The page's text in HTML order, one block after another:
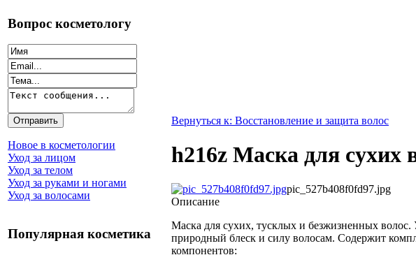
Вопрос косметологу
Новое в косметологии
Уход за лицом
Уход за телом
Уход за руками и ногами
Уход за волосами
Популярная косметика
Вернуться к: Восстановление и защита волос
h216z Маска для сухих
pic_527b408f0fd97.jpg
Описание
Маска для сухих, тусклых и безжизненных волос.
природный блеск и силу волосам. Содержит
компонентов: